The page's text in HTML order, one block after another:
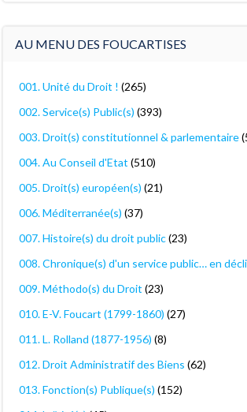
AU MENU DES FOUCARTISES
001. Unité du Droit ! (265)
002. Service(s) Public(s) (393)
003. Droit(s) constitutionnel & parlementaire
004. Au Conseil d'Etat (510)
005. Droit(s) européen(s) (21)
006. Méditerranée(s) (37)
007. Histoire(s) du droit public(23)
008. Chronique(s) d'un service public… en
009. Méthodo(s) du Droit (23)
010. E-V. Foucart (1799-1860) (27)
011. L. Rolland (1877-1956) (8)
012. Droit Administratif des Biens (62)
013. Fonction(s) Publique(s) (152)